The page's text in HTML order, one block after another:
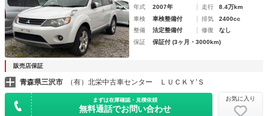
年式 2007年 走行
8.4万km
車検
車検整備付 排気
2400cc
整備
法定整備付 修復
なし
保証
保証付 (3ヶ月・3000km)
販売店保証
青森県三沢市 （有）北栄中古車センター ＬＵＣＫＹ’Ｓ
まずは在庫確認・見積依頼
無料通話でお問い合わせ
お気に入り